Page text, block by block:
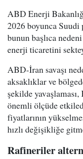
ABD Enerji
2026 boyunca Suudi
bunun başlıca
enerji ticaretini
ABD-İran savaşı
aksaklıklar ve
şekilde
önemli ölçüde
fiyatlarının
hızlı değişikliğe
Rafineriler